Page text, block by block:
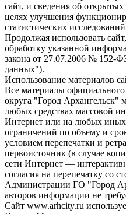
сайт, и сведения об открытых
целях улучшения
статистических
Продолжая использовать
обработку указанной
закона от 27.07.2006 № 152-
данных").
Использование материалов
Все материалы
округа "Город Архангельск"
любых средствах массовой
Интернет или на любых иных
ограничений по объему и
условием перепечатки и
первоисточник (в случае
сети Интернет —
согласия на перепечатку со
Администрации ГО "Город
авторов информации не
Сайт www.arhcity.ru